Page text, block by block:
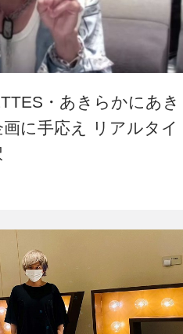
・あきらかにあき
に手応え リアルタイ